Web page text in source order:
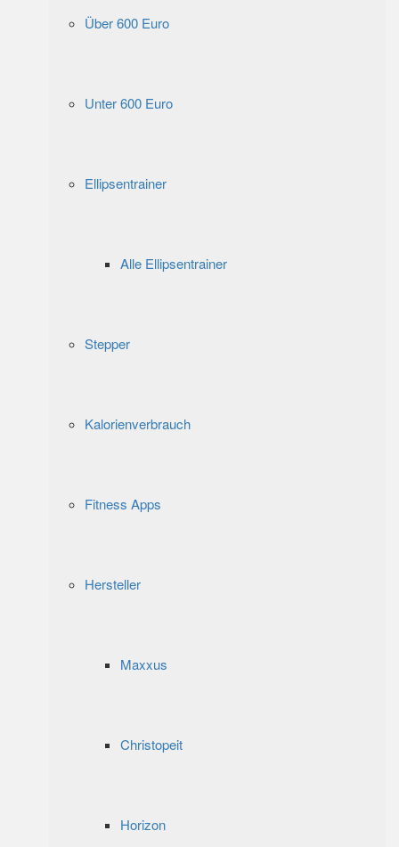
Über 600 Euro
Unter 600 Euro
Ellipsentrainer
Alle Ellipsentrainer
Stepper
Kalorienverbrauch
Fitness Apps
Hersteller
Maxxus
Christopeit
Horizon